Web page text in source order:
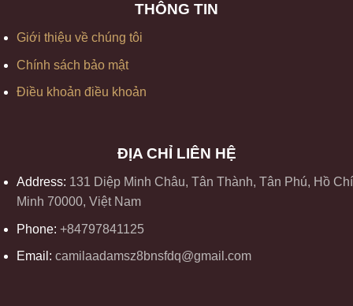
THÔNG TIN
Giới thiệu về chúng tôi
Chính sách bảo mật
Điều khoản điều khoản
ĐỊA CHỈ LIÊN HỆ
Address: 131 Diệp Minh Châu, Tân Thành, Tân Phú, Hồ Chí
Minh 70000, Việt Nam
Phone: +84797841125
Email: camilaadamsz8bnsfdq@gmail.com